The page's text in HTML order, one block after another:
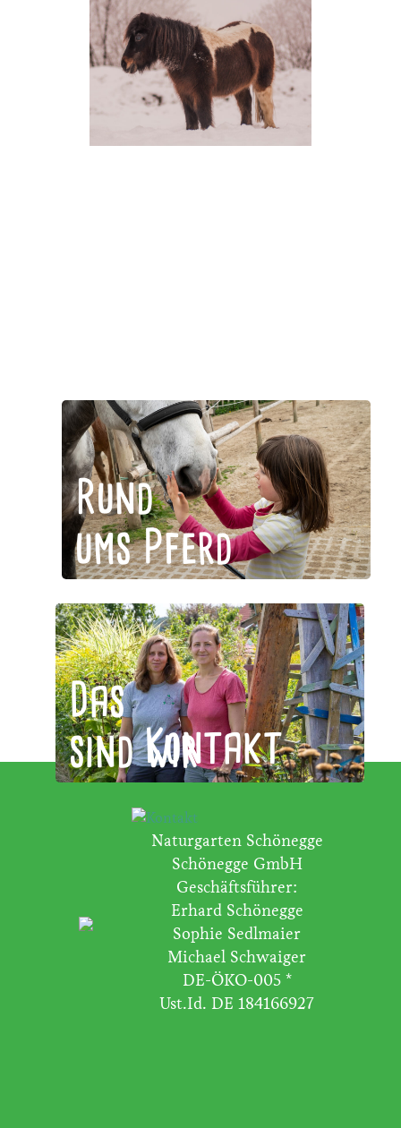
Rund
ums Pferd
Das
sind wirKontakt
Naturgarten Schönegge
Schönegge GmbH
Geschäftsführer:
Erhard Schönegge
Sophie Sedlmaier
Michael Schwaiger
DE-ÖKO-005 *
Ust.Id. DE 184166927